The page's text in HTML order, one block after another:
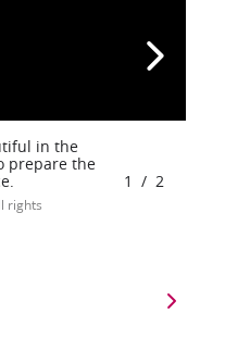
in the
prepare the
rights
1 / 2